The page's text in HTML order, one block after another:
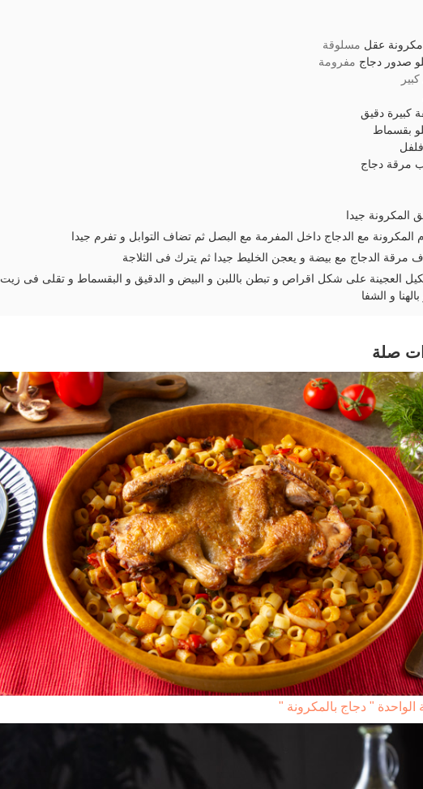
مكرونة عقل مسلوقة
صدور دجاج مفرومة
كبير
كبيرة دقيق
بقسماط
مرقة دجاج
المكرونة جيدا
المكرونة مع الدجاج داخل المفرمة مع البصل ثم تضاف التوابل و تفرم جيدا
مرقة الدجاج مع بيضة و يعجن الخليط جيدا ثم يترك فى الثلاجة
العجينة على شكل اقراص و تبطن باللبن و البيض و الدقيق و البقسماط و تقلى فى زيت
و الشفا
صلة
الواحدة " دجاج بالمكرونة "